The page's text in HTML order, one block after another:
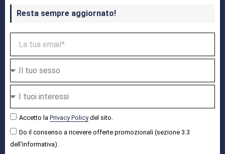
Resta sempre aggiornato!
Accetto la Privacy Policydel sito.
Do il consenso a ricevere offerte promozionali (sezione 3.3
dell'informativa).